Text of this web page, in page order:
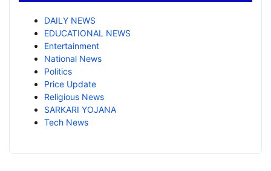
DAILY NEWS
EDUCATIONAL NEWS
Entertainment
National News
Politics
Price Update
Religious News
SARKARI YOJANA
Tech News